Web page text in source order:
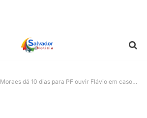
Moraes dá 10 dias para PF ouvir Flávio em caso de calúnia contra Lula